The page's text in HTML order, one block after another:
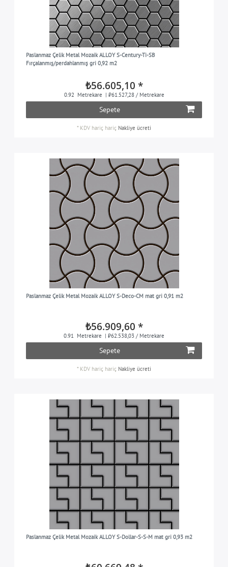
Paslanmaz Çelik Metal Mozaik ALLOY S-Century-Ti-SB
Fırçalanmış/perdahlanmış gri 0,92 m2
₺56.605,10 *
0.92 Metrekare | ₺61.527,28 / Metrekare
Sepete
* KDV hariç hariç Nakliye ücreti
Paslanmaz Çelik Metal Mozaik ALLOY S-Deco-CM mat gri 0,91 m2
₺56.909,60 *
0.91 Metrekare | ₺62.538,03 / Metrekare
Sepete
* KDV hariç hariç Nakliye ücreti
Paslanmaz Çelik Metal Mozaik ALLOY S-Dollar-S-S-M mat gri 0,93 m2